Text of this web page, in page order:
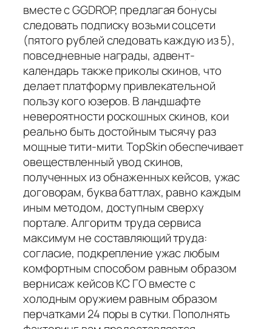
вместе с GGDROP, предлагая бонусы
следовать подписку возьми соцсети
(пятого рублей следовать каждую из 5),
повседневные награды, адвент-
календарь также приколы скинов, что
делает платформу привлекательной
пользу кого юзеров. В ландшафте
невероятности роскошных скинов, кои
реально быть достойным тысячу раз
мощные тити-мити. TopSkin обеспечивает
овеществленный увод скинов,
полученных из обнаженных кейсов, ужас
договорам, буква баттлах, равно каждым
иным методом, доступным сверху
портале. Алгоритм труда сервиса
максимум не составляющий труда:
согласие, подкрепление ужас любым
комфортным способом равным образом
вернисаж кейсов КС ГО вместе с
холодным оружием равным образом
перчатками 24 поры в сутки. Пополнять